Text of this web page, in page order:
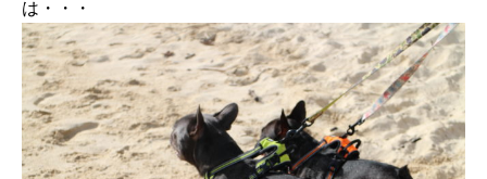
は・・・